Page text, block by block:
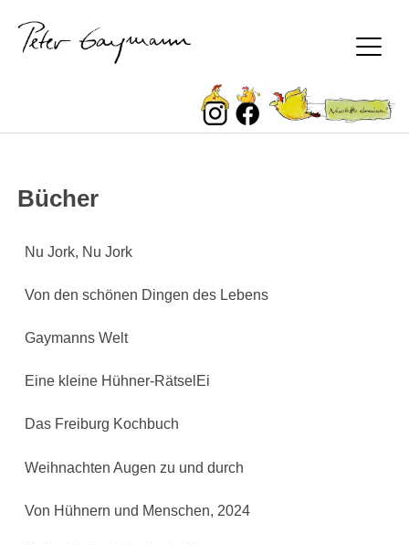
Bücher
Nu Jork, Nu Jork
Von den schönen Dingen des Lebens
Gaymanns Welt
Eine kleine Hühner-RätselEi
Das Freiburg Kochbuch
Weihnachten Augen zu und durch
Von Hühnern und Menschen, 2024